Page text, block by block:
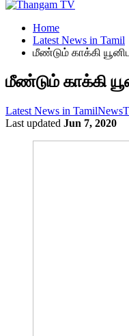
Home
Latest News in Tamil
மீண்டும் காக்கி
மீண்டும் காக்கி
Latest News in TamilNews
Last updated Jun 7, 2020